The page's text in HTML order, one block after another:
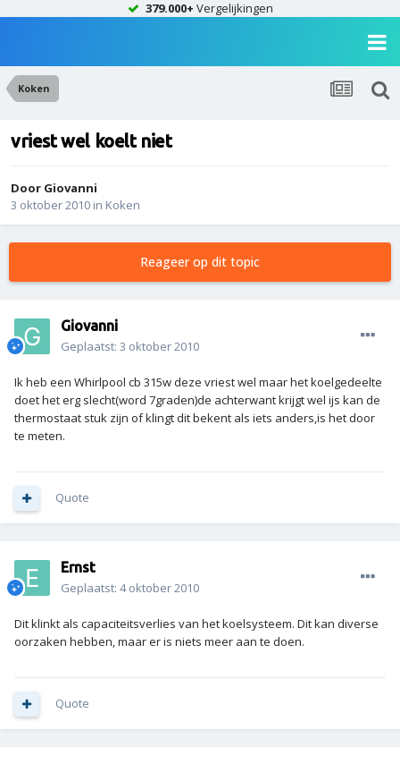
379.000+ Vergelijkingen
Koken
vriest wel koelt niet
Door Giovanni
3 oktober 2010 in Koken
Reageer op dit topic
Giovanni
Geplaatst: 3 oktober 2010
Ik heb een Whirlpool cb 315w deze vriest wel maar het koelgedeelte
doet het erg slecht(word 7graden)de achterwant krijgt wel ijs kan de
thermostaat stuk zijn of klingt dit bekent als iets anders,is het door
te meten.
Quote
Ernst
Geplaatst: 4 oktober 2010
Dit klinkt als capaciteitsverlies van het koelsysteem. Dit kan diverse
oorzaken hebben, maar er is niets meer aan te doen.
Quote